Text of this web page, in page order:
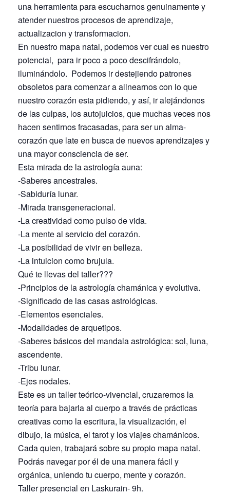
una herramienta para escucharnos genuinamente y
atender nuestros procesos de aprendizaje,
actualizacion y transformacion.
En nuestro mapa natal, podemos ver cual es nuestro
potencial, para ir poco a poco descifrándolo,
iluminándolo. Podemos ir destejiendo patrones
obsoletos para comenzar a alinearnos con lo que
nuestro corazón esta pidiendo, y así, ir alejándonos
de las culpas, los autojuicios, que muchas veces nos
hacen sentirnos fracasadas, para ser un alma-
corazón que late en busca de nuevos aprendizajes y
una mayor consciencia de ser.
Esta mirada de la astrología auna:
-Saberes ancestrales.
-Sabiduría lunar.
-Mirada transgeneracional.
-La creatividad como pulso de vida.
-La mente al servicio del corazón.
-La posibilidad de vivir en belleza.
-La intuicion como brujula.
Qué te llevas del taller???
-Principios de la astrología chamánica y evolutiva.
-Significado de las casas astrológicas.
-Elementos esenciales.
-Modalidades de arquetipos.
-Saberes básicos del mandala astrológica: sol, luna,
ascendente.
-Tribu lunar.
-Ejes nodales.
Este es un taller teórico-vivencial, cruzaremos la
teoría para bajarla al cuerpo a través de prácticas
creativas como la escritura, la visualización, el
dibujo, la música, el tarot y los viajes chamánicos.
Cada quien, trabajará sobre su propio mapa natal.
Podrás navegar por él de una manera fácil y
orgánica, uniendo tu cuerpo, mente y corazón.
Taller presencial en Laskurain- 9h.